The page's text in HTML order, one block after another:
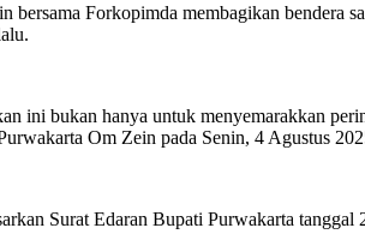
Forkopimda membagikan bendera
ini bukan hanya untuk menyemarakkan
Om Zein pada Senin, 4 Agustus
Surat Edaran Bupati Purwakarta